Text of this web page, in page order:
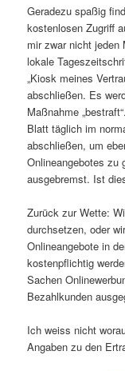
Geradezu spaßig
kostenlosen Zugriff
mir zwar nicht jeden
lokale
„Kiosk meines
abschließen. Es
Maßnahme
Blatt täglich im
abschließen, um
Onlineangebotes zu
ausgebremst. Ist
Zurück zur Wette:
durchsetzen, oder
Onlineangebote in
kostenpflichtig
Sachen
Bezahlkunden
Ich weiss nicht
Angaben zu den